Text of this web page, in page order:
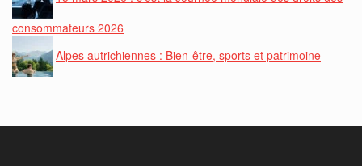
consommateurs 2026
Alpes autrichiennes : Bien-être, sports et patrimoine